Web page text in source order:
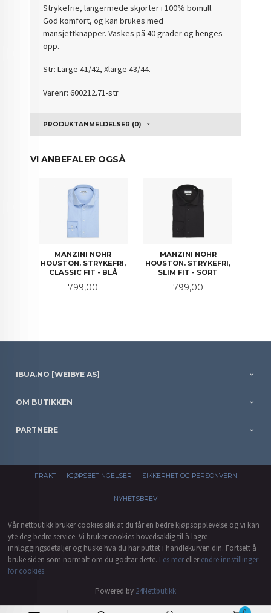
Strykefrie, langermede skjorter i 100% bomull.
God komfort, og kan brukes med
mansjettknapper. Vaskes på 40 grader og henges
opp.
Str: Large 41/42, Xlarge 43/44.
Varenr: 600212.71-str
PRODUKTANMELDELSER (0)
VI ANBEFALER OGSÅ
MANZINI NOHR
HOUSTON. STRYKEFRI,
CLASSIC FIT - BLÅ
Pris
799,00
MANZINI NOHR
HOUSTON. STRYKEFRI,
SLIM FIT - SORT
Pris
799,00
IBUA.NO [WEIBYE AS]
OM BUTIKKEN
PARTNERE
FRAKT KJØPSBETINGELSER SIKKERHET OG PERSONVERN
NYHETSBREV
Vår nettbutikk bruker cookies slik at du får en bedre kjøpsopplevelse og vi kan
yte deg bedre service. Vi bruker cookies hovedsaklig til å lagre
innloggingsdetaljer og huske hva du har puttet i handlekurven din. Fortsett å
bruke siden som normalt om du godtar dette. Les merellerendre innstillinger
for cookies.
Powered by 24Nettbutikk